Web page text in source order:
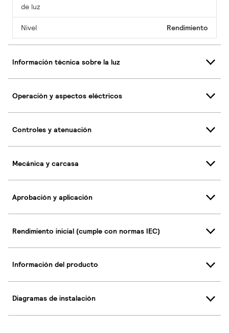
de luz
Nivel Rendimiento
Información técnica sobre la luz
Operación y aspectos eléctricos
Controles y atenuación
Mecánica y carcasa
Aprobación y aplicación
Rendimiento inicial (cumple con normas IEC)
Información del producto
Diagramas de instalación